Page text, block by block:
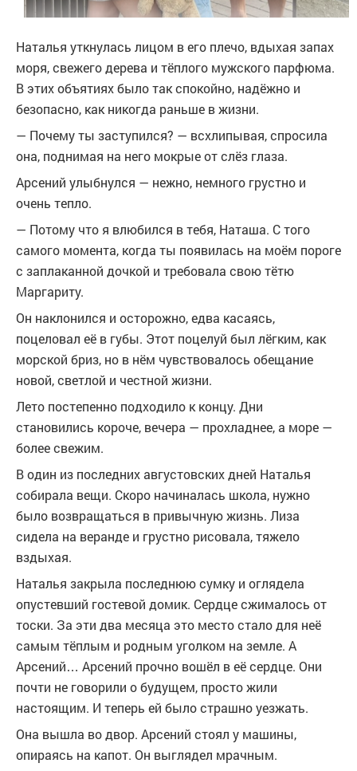
Наталья уткнулась лицом в его плечо, вдыхая запах
моря, свежего дерева и тёплого мужского парфюма.
В этих объятиях было так спокойно, надёжно и
безопасно, как никогда раньше в жизни.
— Почему ты заступился? — всхлипывая, спросила
она, поднимая на него мокрые от слёз глаза.
Арсений улыбнулся — нежно, немного грустно и
очень тепло.
— Потому что я влюбился в тебя, Наташа. С того
самого момента, когда ты появилась на моём пороге
с заплаканной дочкой и требовала свою тётю
Маргариту.
Он наклонился и осторожно, едва касаясь,
поцеловал её в губы. Этот поцелуй был лёгким, как
морской бриз, но в нём чувствовалось обещание
новой, светлой и честной жизни.
Лето постепенно подходило к концу. Дни
становились короче, вечера — прохладнее, а море —
более свежим.
В один из последних августовских дней Наталья
собирала вещи. Скоро начиналась школа, нужно
было возвращаться в привычную жизнь. Лиза
сидела на веранде и грустно рисовала, тяжело
вздыхая.
Наталья закрыла последнюю сумку и оглядела
опустевший гостевой домик. Сердце сжималось от
тоски. За эти два месяца это место стало для неё
самым тёплым и родным уголком на земле. А
Арсений… Арсений прочно вошёл в её сердце. Они
почти не говорили о будущем, просто жили
настоящим. И теперь ей было страшно уезжать.
Она вышла во двор. Арсений стоял у машины,
опираясь на капот. Он выглядел мрачным.